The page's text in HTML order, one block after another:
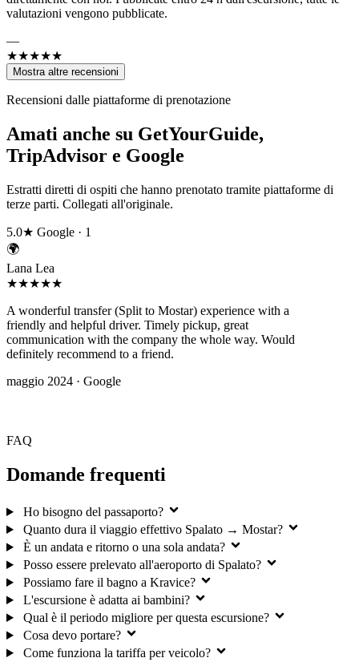
valutazioni vengono pubblicate.
—
★★★★★
Mostra altre recensioni
Recensioni dalle piattaforme di prenotazione
Amati anche su GetYourGuide,
TripAdvisor e Google
Estratti diretti di ospiti che hanno prenotato tramite piattaforme di
terze parti. Collegati all'originale.
5.0★ Google · 1
🌍
Lana Lea
★★★★★
A wonderful transfer (Split to Mostar) experience with a
friendly and helpful driver. Timely pickup, great
communication with the company the whole way. Would
definitely recommend to a friend.
maggio 2024 · Google
FAQ
Domande frequenti
Ho bisogno del passaporto?
Quanto dura il viaggio effettivo Spalato → Mostar?
È un andata e ritorno o una sola andata?
Posso essere prelevato all'aeroporto di Spalato?
Possiamo fare il bagno a Kravice?
L'escursione è adatta ai bambini?
Qual è il periodo migliore per questa escursione?
Cosa devo portare?
Come funziona la tariffa per veicolo?